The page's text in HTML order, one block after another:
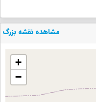
مشاهده نقشه بزرگ
+
−